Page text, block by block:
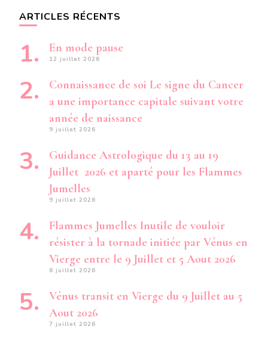
ARTICLES RÉCENTS
En mode pause
12 juillet 2026
Connaissance de soi Le signe du Cancer
a une importance capitale suivant votre
année de naissance
9 juillet 2026
Guidance Astrologique du 13 au 19
Juillet 2026 et aparté pour les Flammes
Jumelles
9 juillet 2026
Flammes Jumelles Inutile de vouloir
résister à la tornade initiée par Vénus en
Vierge entre le 9 Juillet et 5 Aout 2026
8 juillet 2026
Vénus transit en Vierge du 9 Juillet au 5
Aout 2026
7 juillet 2026